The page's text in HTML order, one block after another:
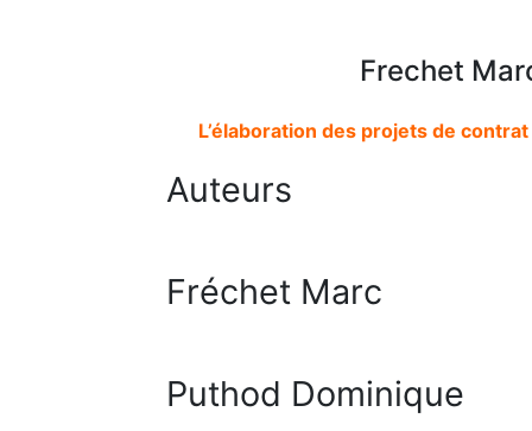
Frechet
L’élaboration des projets de
Auteurs
Fréchet Marc
Puthod Dominique